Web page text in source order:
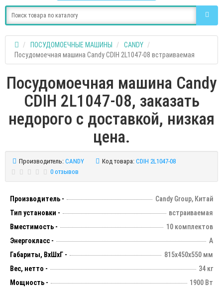
ПОСУДОМОЕЧНЫЕ МАШИНЫ
CANDY
Посудомоечная машина Candy CDIH 2L1047-08 встраиваемая
Посудомоечная машина Candy
CDIH 2L1047-08, заказать
недорого с доставкой, низкая
цена.
Производитель: CANDY Код товара: CDIH 2L1047-08
0 отзывов
Производитель -
Candy Group, Китай
Тип установки -
встраиваемая
Вместимость -
10 комплектов
Энергокласс -
А
Габариты, ВхШхГ -
815х450х550 мм
Вес, нетто -
34 кг
Мощность -
1900 Вт